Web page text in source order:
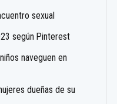
sexual
según Pinterest
naveguen en
dueñas de su